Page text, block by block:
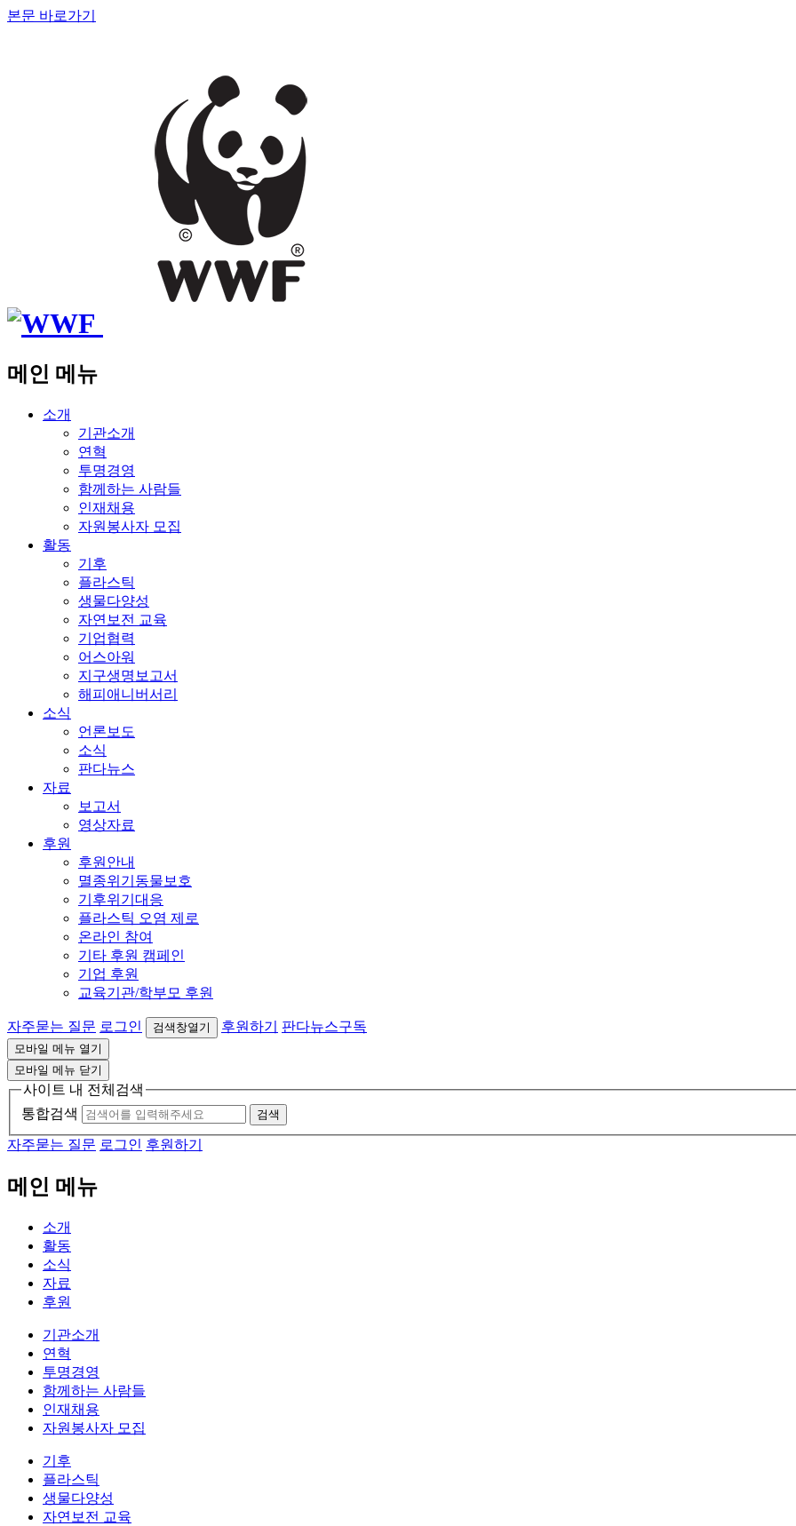
본문 바로가기
메인 메뉴
소개
기관소개
연혁
투명경영
함께하는 사람들
인재채용
자원봉사자 모집
활동
기후
플라스틱
생물다양성
자연보전 교육
기업협력
어스아워
지구생명보고서
해피애니버서리
소식
언론보도
소식
판다뉴스
자료
보고서
영상자료
후원
후원안내
멸종위기동물보호
기후위기대응
플라스틱 오염 제로
온라인 참여
기타 후원 캠페인
기업 후원
교육기관/학부모 후원
자주묻는 질문 로그인 검색창열기 후원하기 판다뉴스구독
모바일 메뉴 열기
모바일 메뉴 닫기
사이트 내 전체검색
통합검색
검색
자주묻는 질문 로그인 후원하기
메인 메뉴
소개
활동
소식
자료
후원
기관소개
연혁
투명경영
함께하는 사람들
인재채용
자원봉사자 모집
기후
플라스틱
생물다양성
자연보전 교육